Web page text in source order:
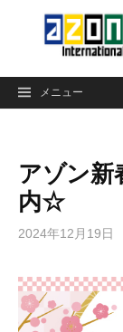
ン
メニュー
アゾン新
内☆
2024年12月19日